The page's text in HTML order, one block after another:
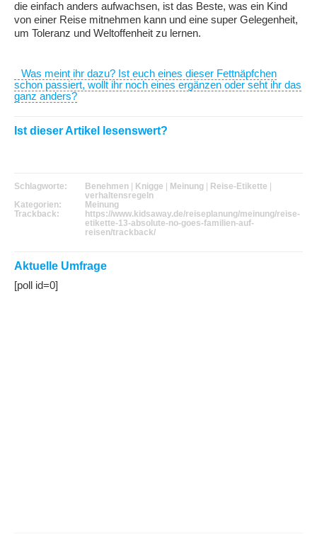
die einfach anders aufwachsen, ist das Beste, was ein Kind
von einer Reise mitnehmen kann und eine super Gelegenheit,
um Toleranz und Weltoffenheit zu lernen.
Was meint ihr dazu? Ist euch eines dieser Fettnäpfchen
schon passiert, wollt ihr noch eines ergänzen oder seht ihr das
ganz anders?
Ist dieser Artikel lesenswert?
Schlagworte: Benehmen | Knigge | Meinung | Reise-Etikette |
verhaltensregeln
Kategorien:
Meinung
Trackback:
https://www.kidsaway.de/reiseplanung/meinung/reise-
etikette-13-absolute-no-goes-familien-auf-
reisen/trackback/
Aktuelle Umfrage
[poll id=0]